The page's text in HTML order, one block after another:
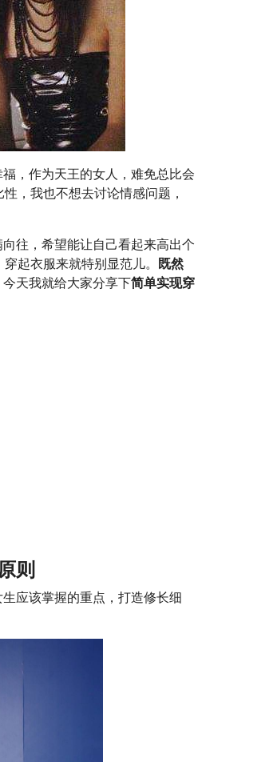
，作为天王的女人，难免总比会
，我也不想去讨论情感问题，
往，希望能让自己看起来高出个
起衣服来就特别显范儿。 既然
今天我就给大家分享下简单实现穿
则
应该掌握的重点，打造修长细